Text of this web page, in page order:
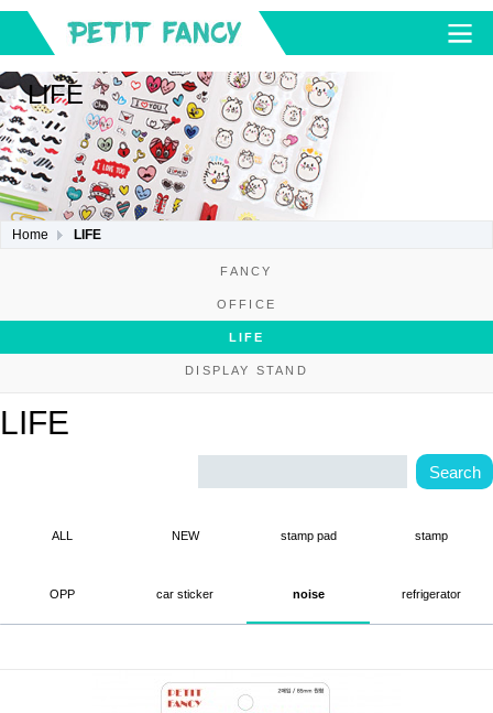
LIFE
Home LIFE
FANCY
OFFICE
LIFE
DISPLAY STAND
LIFE
ALL NEW stamp pad stamp
OPP car sticker noise refrigerator